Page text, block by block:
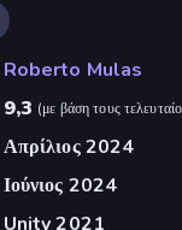
Roberto Mulas
9,3 (με βάση τους
Απρίλιος 2024
Ιούνιος 2024
Unity 2021